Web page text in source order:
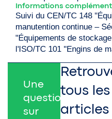
Informations
Suivi du CEN/TC 148
manutention continue –
"Équipements de
l'ISO/TC 101 "Engins de
Une
question
sur
tous les
articles